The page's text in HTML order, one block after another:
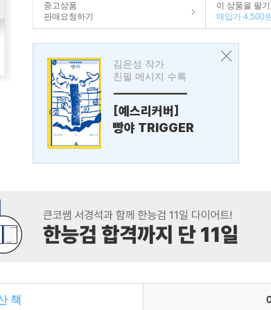
중고상품
판매요청하기
이 상품을 팔기
매입가 4,500원
김은성 작가
친필 메시지 수록
---------------
[예스리커버]
빵야 TRIGGER
책